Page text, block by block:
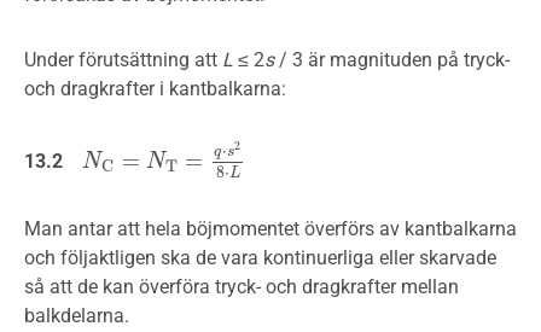
Under förutsättning att L ≤ 2s/ 3 är magnituden på tryck-
och dragkrafter i kantbalkarna:
13.2 NC = NT = q⋅s2
8⋅L
NC= NT =q⋅s 28 L
Man antar att hela böjmomentet överförs av kantbalkarna
och följaktligen ska de vara kontinuerliga eller skarvade
så att de kan överföra tryck- och dragkrafter mellan
balkdelarna.